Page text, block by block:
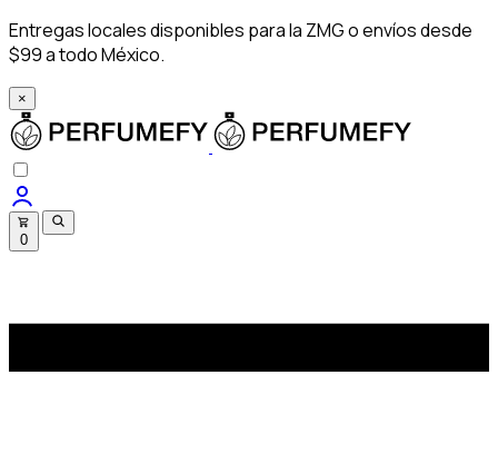
Entregas locales disponibles para la ZMG o envíos desde
$99 a todo México.
×
0